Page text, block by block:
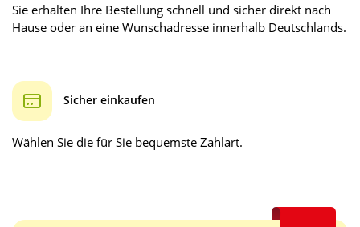
Sie erhalten Ihre Bestellung schnell und sicher direkt nach
Hause oder an eine Wunschadresse innerhalb Deutschlands.
Sicher einkaufen
Wählen Sie die für Sie bequemste Zahlart.